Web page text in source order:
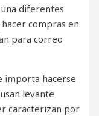
diferentes
compras en
para correo
importa hacerse
levante
caracterizan por